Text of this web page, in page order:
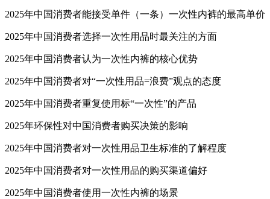
2025年中国消费者能接受单件（一条）一次性内裤的最高单价
2025年中国消费者选择一次性用品时最关注的方面
2025年中国消费者认为一次性内裤的核心优势
2025年中国消费者对“一次性用品=浪费”观点的态度
2025年中国消费者重复使用标“一次性”的产品
2025年环保性对中国消费者购买决策的影响
2025年中国消费者对一次性用品卫生标准的了解程度
2025年中国消费者对一次性用品的购买渠道偏好
2025年中国消费者使用一次性内裤的场景